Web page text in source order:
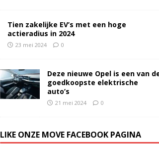
Tien zakelijke EV’s met een hoge
actieradius in 2024
23 mei 2024 0
Deze nieuwe Opel is een van
goedkoopste elektrische
auto’s
21 mei 2024 0
LIKE ONZE MOVE FACEBOOK PAGINA